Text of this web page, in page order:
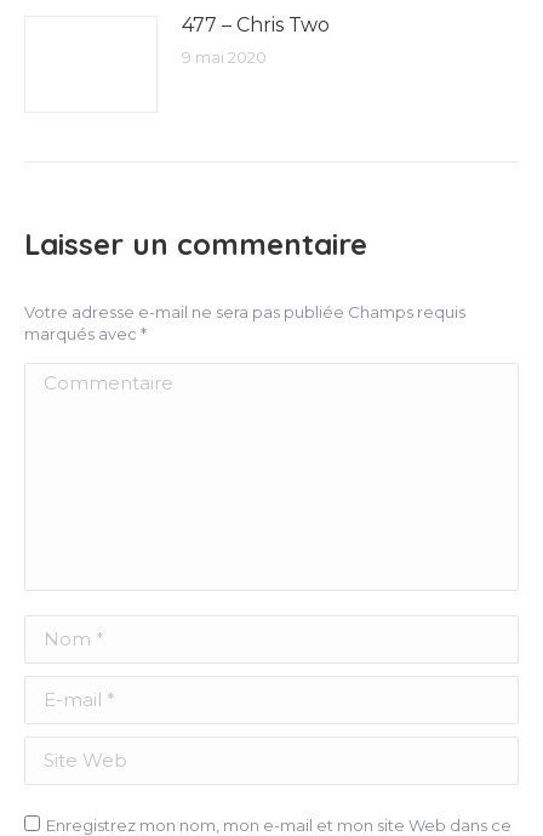
477 – Chris Two
9 mai 2020
Laisser un commentaire
Votre adresse e-mail ne sera pas publiée Champs requis
marqués avec *
Commentaire
Nom *
E-mail *
Site Web
Enregistrez mon nom, mon e-mail et mon site Web dans ce